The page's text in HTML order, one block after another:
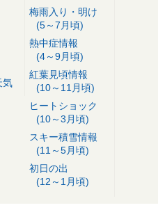
気
梅雨入り・明け
(5～7月頃)
熱中症情報
(4～9月頃)
紅葉見頃情報
(10～11月頃)
ヒートショック
(10～3月頃)
スキー積雪情報
(11～5月頃)
初日の出
(12～1月頃)